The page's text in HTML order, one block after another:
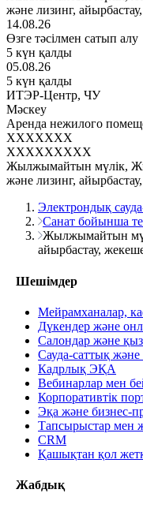
және лизинг,
14.08.26
Өзге тәсілмен сатып алу
5 күн қалды
05.08.26
5 күн қалды
ИТЭР-Центр, ЧУ
Мәскеу
Аренда нежилого
XXXXXXX
XXXXXXXXX
Жылжымайтын мүлік,
және лизинг,
Электрондық
Санат бойынша
Жылжымайтын
айырбастау,
Шешімдер
Мейрамханалар,
Дүкендер және
Салондар және
Сауда-саттық
Кадрлық ЭҚА
Вебинарлар мен
Корпоративтік
Эқа және бизнес-
Тапсырыстар мен
CRM
Қашықтан қол
Жабдық